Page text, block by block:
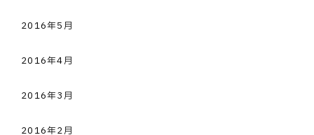
2016年5月
2016年4月
2016年3月
2016年2月